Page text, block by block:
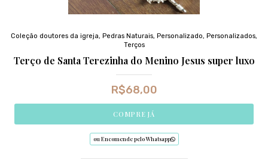
Coleção doutores da igreja, Pedras Naturais, Personalizado, Personalizados,
Terços
Terço de Santa Terezinha do Menino Jesus super luxo
R$68,00
COMPRE JÁ
ou Encomende pelo Whatsapp